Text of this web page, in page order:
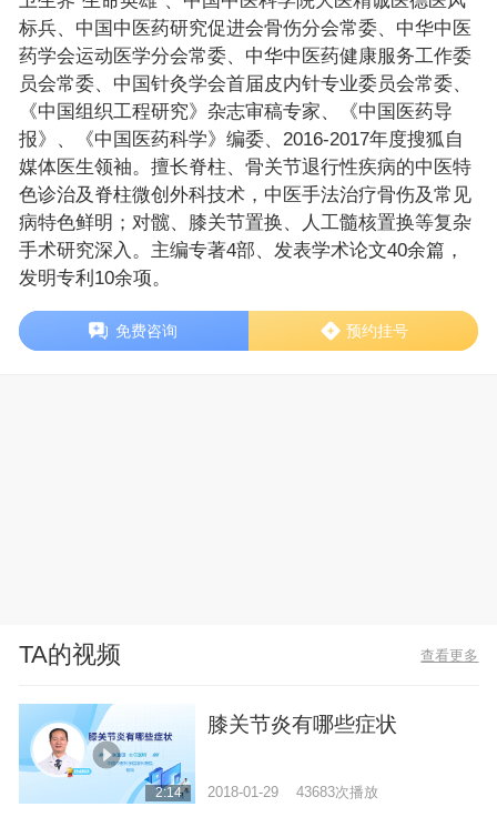
标兵、中国中医药研究促进会骨伤分会常委、中华中医
药学会运动医学分会常委、中华中医药健康服务工作委
员会常委、中国针灸学会首届皮内针专业委员会常委、
《中国组织工程研究》杂志审稿专家、《中国医药导
报》、《中国医药科学》编委、2016-2017年度搜狐自
媒体医生领袖。擅长脊柱、骨关节退行性疾病的中医特
色诊治及脊柱微创外科技术，中医手法治疗骨伤及常见
病特色鲜明；对髋、膝关节置换、人工髓核置换等复杂
手术研究深入。主编专著4部、发表学术论文40余篇，
发明专利10余项。
免费咨询 预约挂号
TA的视频 查看更多
2:14
膝关节炎有哪些症状
2018-01-29 43683次播放